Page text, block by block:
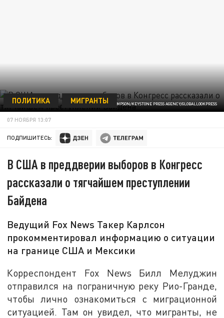
ФОТО: SAQUAN STIMPSON/KEYSTONE PRESS AGENCY/GLOBALLOOKPRESS
ПОЛИТИКА МИГРАНТЫ
07 НОЯБРЯ 13:07
ПОДПИШИТЕСЬ:
В США в преддверии выборов в Конгресс
рассказали о тягчайшем преступлении
Байдена
Ведущий Fox News Такер Карлсон
прокомментировал информацию о ситуации
на границе США и Мексики
Корреспондент Fox News Билл Мелуджин
отправился на пограничную реку Рио-Гранде,
чтобы лично ознакомиться с миграционной
ситуацией. Там он увидел, что мигранты, не